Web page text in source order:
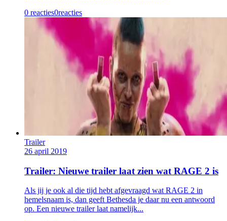
0 reacties0reacties
Trailer
26 april 2019
Trailer: Nieuwe trailer laat zien wat RAGE 2 is
Als jij je ook al die tijd hebt afgevraagd wat RAGE 2 in
hemelsnaam is, dan geeft Bethesda je daar nu een antwoord
op. Een nieuwe trailer laat namelijk...